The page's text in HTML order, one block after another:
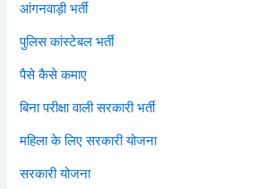
आंगनवाड़ी भर्ती
पुलिस कांस्टेबल भर्ती
पैसे कैसे कमाए
बिना परीक्षा वाली सरकारी भर्ती
महिला के लिए सरकारी योजना
सरकारी योजना